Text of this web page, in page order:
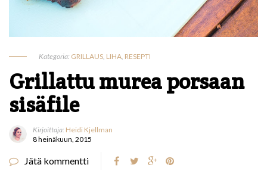
Kategoria: GRILLAUS, LIHA, RESEPTI
Grillattu murea porsaan
sisäfile
Kirjoittaja: Heidi Kjellman
8 heinäkuun, 2015
Jätä kommentti